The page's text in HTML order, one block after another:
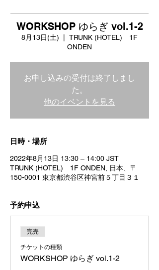
WORKSHOP ゆらぎ vol.1-2
8月13日(土)
TRUNK (HOTEL) 1F
ONDEN
お申し込みの受付は終了しまし
た。
他のイベントを見る
日時・場所
2022年8月13日 13:30 – 14:00 JST
TRUNK (HOTEL) 1F ONDEN, 日本、〒
150-0001 東京都渋谷区神宮前５丁目３１
予約申込
完売
チケットの種類
WORKSHOP ゆらぎ vol.1-2